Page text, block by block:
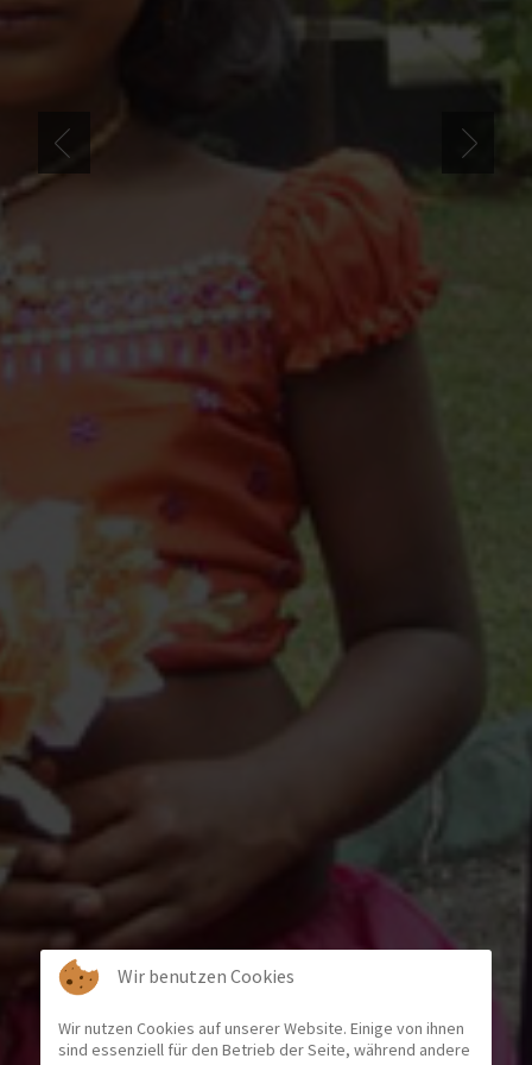
Wir benutzen Cookies
Wir nutzen Cookies auf unserer Website. Einige von ihnen
sind essenziell für den Betrieb der Seite, während andere